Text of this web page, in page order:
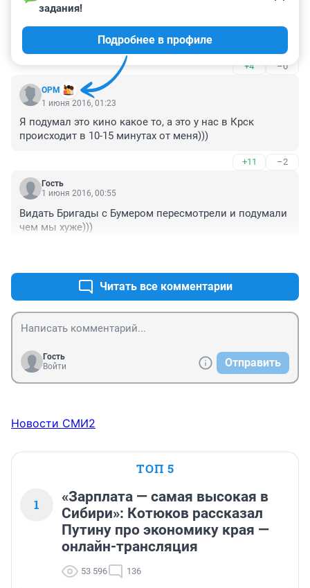
Гость
два слова связать не может))) вымогатель... )))
+4 –0
OPM
задания!
Подробнее в профиле
1 июня 2016, 01:23
Я подумал это кино какое то, а это у нас в Крск
происходит в 10-15 минутах от меня)))
+11 –2
Гость
1 июня 2016, 00:55
Видать Бригады с Бумером пересмотрели и подумали
чем мы хуже)))
Читать все комментарии
Гость
Войти
Отправить
Новости СМИ2
ТОП 5
1
«Зарплата — самая высокая в
Сибири»: Котюков рассказал
Путину про экономику края —
онлайн-трансляция
53 596 136